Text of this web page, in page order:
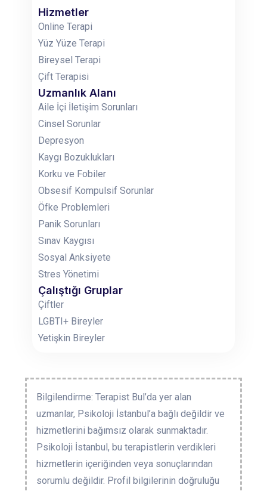
Hizmetler
Online Terapi
Yüz Yüze Terapi
Bireysel Terapi
Çift Terapisi
Uzmanlık Alanı
Aile İçi İletişim Sorunları
Cinsel Sorunlar
Depresyon
Kaygı Bozuklukları
Korku ve Fobiler
Obsesif Kompulsif Sorunlar
Öfke Problemleri
Panik Sorunları
Sınav Kaygısı
Sosyal Anksiyete
Stres Yönetimi
Çalıştığı Gruplar
Çiftler
LGBTI+ Bireyler
Yetişkin Bireyler
Bilgilendirme: Terapist Bul’da yer alan
uzmanlar, Psikoloji İstanbul’a bağlı değildir ve
hizmetlerini bağımsız olarak sunmaktadır.
Psikoloji İstanbul, bu terapistlerin verdikleri
hizmetlerin içeriğinden veya sonuçlarından
sorumlu değildir. Profil bilgilerinin doğruluğu